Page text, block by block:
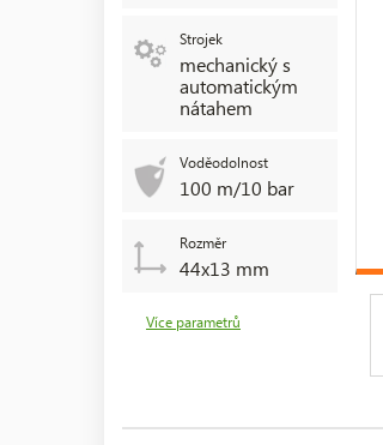
Strojek
mechanický s
automatickým
nátahem
Voděodolnost
100 m/10 bar
Rozměr
44x13 mm
Více parametrů